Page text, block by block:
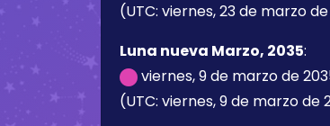
(UTC: viernes, 23 de marzo
Luna nueva Marzo, 2035:
viernes, 9 de marzo de
(UTC: viernes, 9 de marzo de